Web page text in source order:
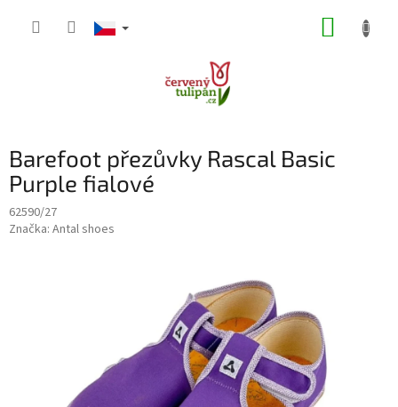
Barefoot přezůvky Rascal Basic
Purple fialové
62590/27
Značka: Antal shoes